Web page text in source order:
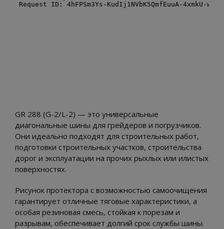
GR 288 (G-2/L-2) — это универсальные
диагональные шины для грейдеров и погрузчиков.
Они идеально подходят для строительных работ,
подготовки строительных участков, строительства
дорог и эксплуатации на прочих рыхлых или илистых
поверхностях.
Рисунок протектора с возможностью самоочищения
гарантирует отличные тяговые характеристики, а
особая резиновая смесь, стойкая к порезам и
разрывам, обеспечивает долгий срок службы шины.